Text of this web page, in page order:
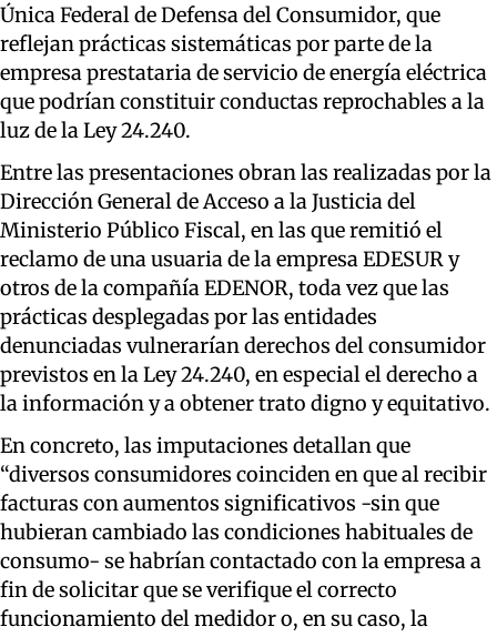
Única Federal de Defensa del Consumidor, que
reflejan prácticas sistemáticas por parte de la
empresa prestataria de servicio de energía eléctrica
que podrían constituir conductas reprochables a la
luz de la Ley 24.240.
Entre las presentaciones obran las realizadas por la
Dirección General de Acceso a la Justicia del
Ministerio Público Fiscal, en las que remitió el
reclamo de una usuaria de la empresa EDESUR y
otros de la compañía EDENOR, toda vez que las
prácticas desplegadas por las entidades
denunciadas vulnerarían derechos del consumidor
previstos en la Ley 24.240, en especial el derecho a
la información y a obtener trato digno y equitativo.
En concreto, las imputaciones detallan que
“diversos consumidores coinciden en que al recibir
facturas con aumentos significativos -sin que
hubieran cambiado las condiciones habituales de
consumo- se habrían contactado con la empresa a
fin de solicitar que se verifique el correcto
funcionamiento del medidor o, en su caso, la